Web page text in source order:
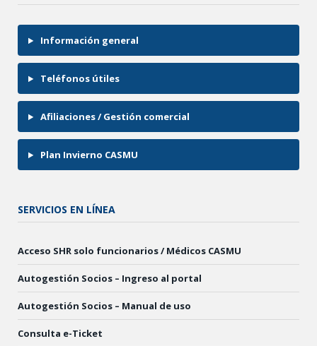
Información general
Teléfonos útiles
Afiliaciones / Gestión comercial
Plan Invierno CASMU
SERVICIOS EN LÍNEA
Acceso SHR solo funcionarios / Médicos CASMU
Autogestión Socios – Ingreso al portal
Autogestión Socios – Manual de uso
Consulta e-Ticket